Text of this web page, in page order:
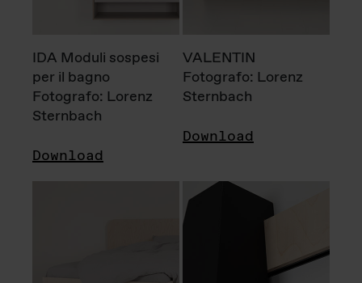
IDA Moduli sospesi
per il bagno
Fotografo: Lorenz
Sternbach
Download
VALENTIN
Fotografo: Lorenz
Sternbach
Download